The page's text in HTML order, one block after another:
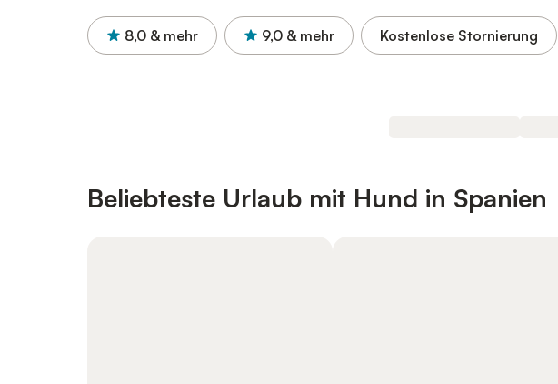
8,0 & mehr 9,0 & mehr Kostenlose Stornierung
Beliebteste Urlaub mit Hund in Spanien